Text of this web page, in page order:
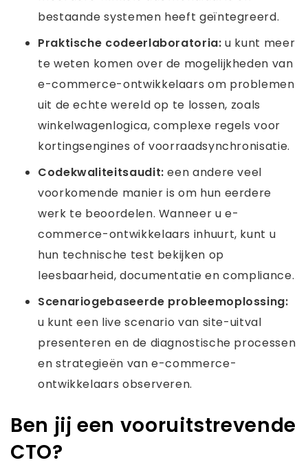
bestaande systemen heeft geïntegreerd.
Praktische codeerlaboratoria:u kunt meer
te weten komen over de mogelijkheden van
e-commerce-ontwikkelaars om problemen
uit de echte wereld op te lossen, zoals
winkelwagenlogica, complexe regels voor
kortingsengines of voorraadsynchronisatie.
Codekwaliteitsaudit:een andere veel
voorkomende manier is om hun eerdere
werk te beoordelen. Wanneer u e-
commerce-ontwikkelaars inhuurt, kunt u
hun technische test bekijken op
leesbaarheid, documentatie en compliance.
Scenariogebaseerde probleemoplossing:
u kunt een live scenario van site-uitval
presenteren en de diagnostische processen
en strategieën van e-commerce-
ontwikkelaars observeren.
Ben jij een vooruitstrevende
CTO?